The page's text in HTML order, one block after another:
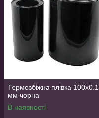
Термозбіжна плівка
мм чорна
В наявності